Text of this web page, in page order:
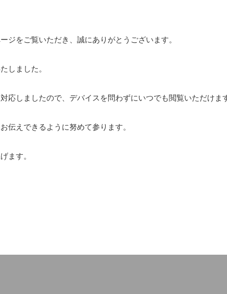
ジをご覧いただき、誠にありがとうございます。
しました。
応しましたので、デバイスを問わずにいつでも閲覧いただけま
伝えできるように努めて参ります。
ます。